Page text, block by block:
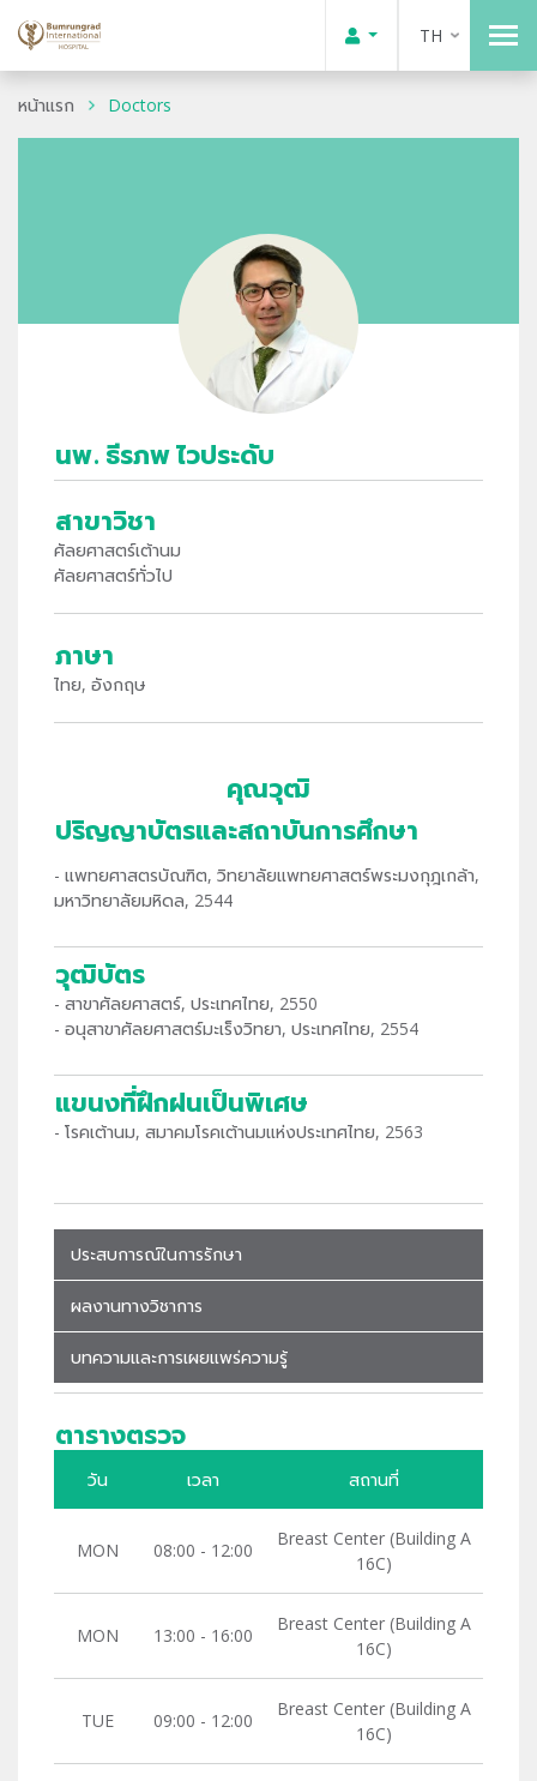
TH
หน้าแรก Doctors
นพ. ธีรภพ ไวประดับ
สาขาวิชา
ศัลยศาสตร์เต้านม
ศัลยศาสตร์ทั่วไป
ภาษา
ไทย, อังกฤษ
คุณวุฒิ
ปริญญาบัตรและสถาบันการศึกษา
- แพทยศาสตรบัณฑิต, วิทยาลัยแพทยศาสตร์พระมงกุฎเกล้า,
มหาวิทยาลัยมหิดล, 2544
วุฒิบัตร
- สาขาศัลยศาสตร์, ประเทศไทย, 2550
- อนุสาขาศัลยศาสตร์มะเร็งวิทยา, ประเทศไทย, 2554
แขนงที่ฝึกฝนเป็นพิเศษ
- โรคเต้านม, สมาคมโรคเต้านมแห่งประเทศไทย, 2563
ประสบการณ์ในการรักษา
ผลงานทางวิชาการ
บทความและการเผยแพร่ความรู้
ตารางตรวจ
วัน เวลา สถานที่
MON 08:00 - 12:00
Breast Center (Building A
16C)
MON 13:00 - 16:00
Breast Center (Building A
16C)
TUE 09:00 - 12:00
Breast Center (Building A
16C)